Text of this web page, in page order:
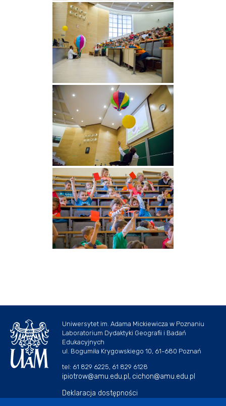
Uniwersytet im. Adama Mickiewicza w Poznaniu
Laboratorium Dydaktyki Geografii i Badań
Edukacyjnych
ul. Bogumiła Krygowskiego 10, 61-680 Poznań
tel: 61 829 6225, 61 829 6128
ipiotrow@amu.edu.pl, cichon@amu.edu.pl
Deklaracja dostępności